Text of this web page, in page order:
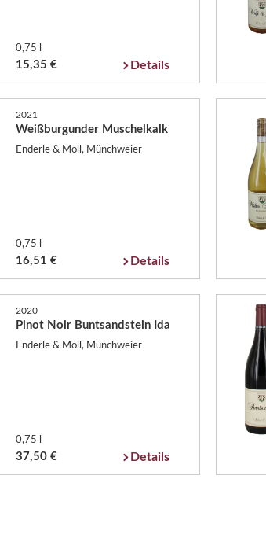
0,75 l
15,35 € Details
2021
Weißburgunder Muschelkalk
Enderle & Moll, Münchweier
0,75 l
16,51 € Details
2020
Pinot Noir Buntsandstein Ida
Enderle & Moll, Münchweier
0,75 l
37,50 € Details